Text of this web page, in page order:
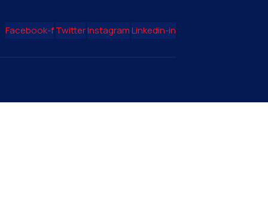
Facebook-fTwitterInstagramLinkedin-in